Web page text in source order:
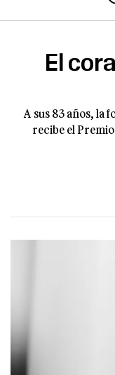
El
A sus 83 años, la
recibe el